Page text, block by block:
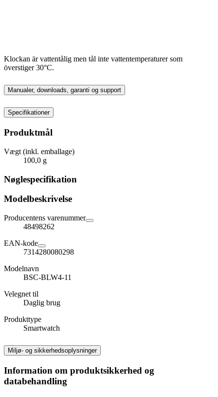
Klockan är vattentålig men tål inte vattentemperaturer som
överstiger 30°C.
Manualer, downloads, garanti og support
Specifikationer
Produktmål
Vægt (inkl. emballage)
100,0 g
Nøglespecifikation
Modelbeskrivelse
Producentens varenummer
48498262
EAN-kode
7314280080298
Modelnavn
BSC-BLW4-11
Velegnet til
Daglig brug
Produkttype
Smartwatch
Miljø- og sikkerhedsoplysninger
Information om produktsikkerhed og
databehandling